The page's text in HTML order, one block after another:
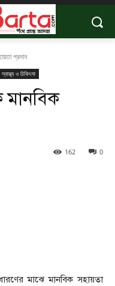
প্রদান
স্বাস্থ্য ও চিকিৎসা
মানবিক
0
162
মাঝে মানবিক সহায়তা